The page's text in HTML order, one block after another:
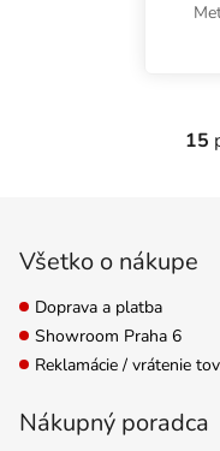
40
15
Všetko o nákupe
Doprava a platba
Showroom Praha 6
Reklamácie / vrátenie
Nákupný poradca